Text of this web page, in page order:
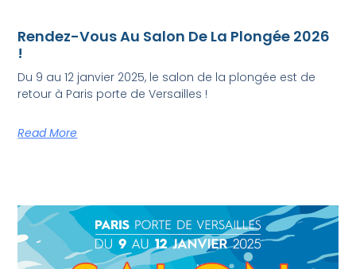
Rendez-Vous Au Salon De La Plongée 2026
!
Du 9 au 12 janvier 2025, le salon de la plongée est de
retour à Paris porte de Versailles !
Read More